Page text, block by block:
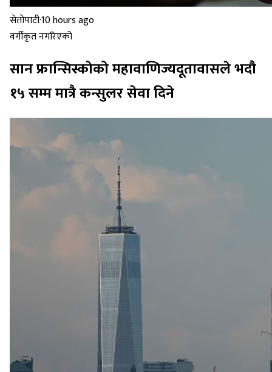
सेतोपाटी·10 hours ago
वर्गीकृत नगरिएको
सान फ्रान्सिस्कोको महावाणिज्यदूतावासले भदौ
१५ सम्म मात्रै कन्सुलर सेवा दिने